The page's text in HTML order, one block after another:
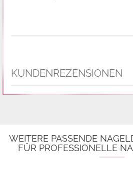
KUNDENREZENSIONEN
WEITERE PASSENDE
FÜR PROFESSIONELLE